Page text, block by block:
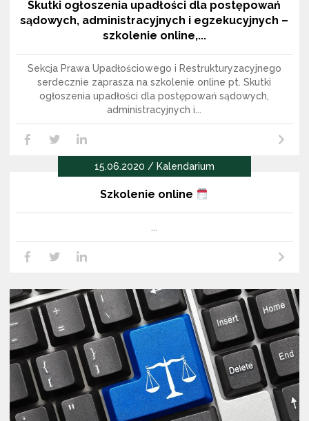
Skutki ogłoszenia upadłości dla postępowań
sądowych, administracyjnych i egzekucyjnych –
szkolenie online,...
Sekcja Prawa Upadłościowego i Restrukturyzacyjnego
serdecznie zaprasza na szkolenie online pt. Skutki
ogłoszenia upadłości dla postępowań sądowych,
administracyjnych i...
LikedIn
15.06.2020 / Kalendarium
Szkolenie online